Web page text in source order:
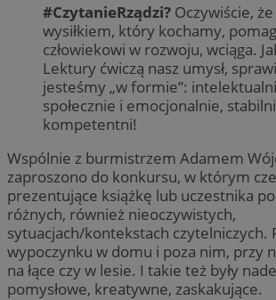
#CzytanieRządzi? Oczywiście,
wysiłkiem, który kochamy,
człowiekowi w rozwoju, wciąga.
Lektury ćwiczą nasz umysł,
jesteśmy „w formie”:
społecznie i emocjonalnie,
kompetentni!
Wspólnie z burmistrzem Adamem
zaproszono do konkursu, w którym
prezentujące książkę lub uczestnika
różnych, również nieoczywistych,
sytuacjach/kontekstach czytelniczych.
wypoczynku w domu i poza nim, przy
na łące czy w lesie. I takie też były
pomysłowe, kreatywne, zaskakujące.